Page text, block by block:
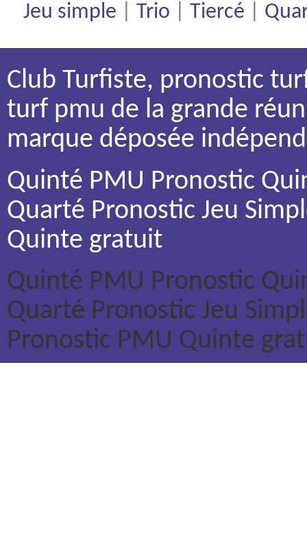
Jeu simple Trio Tiercé
Club Turfiste, pronostic
turf pmu de la grande
marque déposée
Quinté PMU Pronostic
Quarté Pronostic Jeu
Quinte gratuit
Quinté PMU Pronostic
Quarté Pronostic Jeu
Pronostic PMU Quinte